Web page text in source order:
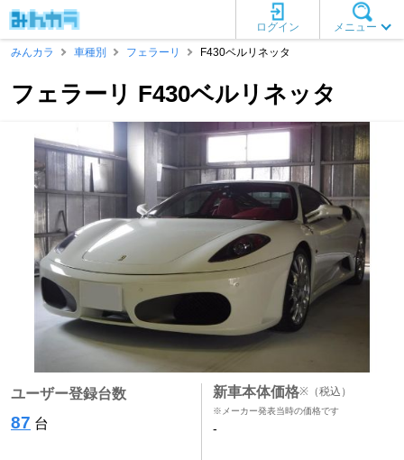
メニュー
ログイン
みんカラ
車種別 フェラーリ F430ベルリネッタ
フェラーリ F430ベルリネッタ
ユーザー登録台数
87 台
新車本体価格※ （税込）
※メーカー発表当時の価格です
-